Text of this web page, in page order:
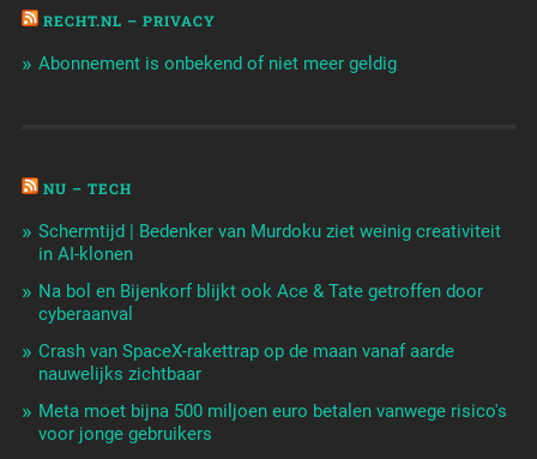
RECHT.NL – PRIVACY
Abonnement is onbekend of niet meer geldig
NU – TECH
Schermtijd | Bedenker van Murdoku ziet weinig creativiteit
in AI-klonen
Na bol en Bijenkorf blijkt ook Ace & Tate getroffen door
cyberaanval
Crash van SpaceX-rakettrap op de maan vanaf aarde
nauwelijks zichtbaar
Meta moet bijna 500 miljoen euro betalen vanwege risico's
voor jonge gebruikers